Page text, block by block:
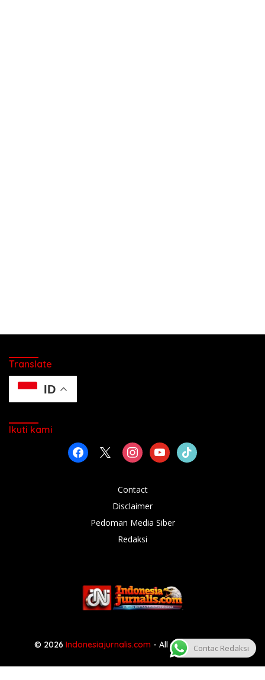
Translate
ID
Ikuti kami
facebook instagramyoutubetiktok
Contact
Disclaimer
Pedoman Media Siber
Redaksi
© 2026 Indonesiajurnalis.com - All rights reserved
Contac Redaksi